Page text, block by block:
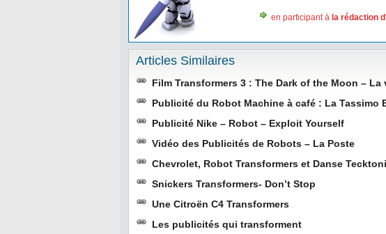
en participant à la rédaction
Articles Similaires
Film Transformers 3 : The Dark of the Moon – La
Publicité du Robot Machine à café : La Tassimo
Publicité Nike – Robot – Exploit Yourself
Vidéo des Publicités de Robots – La Poste
Chevrolet, Robot Transformers et Danse
Snickers Transformers- Don’t Stop
Une Citroën C4 Transformers
Les publicités qui transforment